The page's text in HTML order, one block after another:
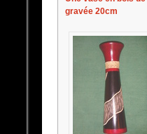
gravée 20cm